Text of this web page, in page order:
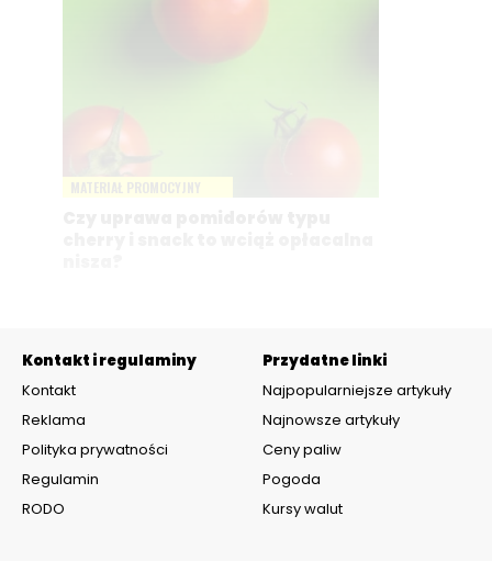
Kontakt i regulaminy
Kontakt
Reklama
Polityka prywatności
Regulamin
RODO
Przydatne linki
Najpopularniejsze artykuły
Najnowsze artykuły
Ceny paliw
Pogoda
Kursy walut